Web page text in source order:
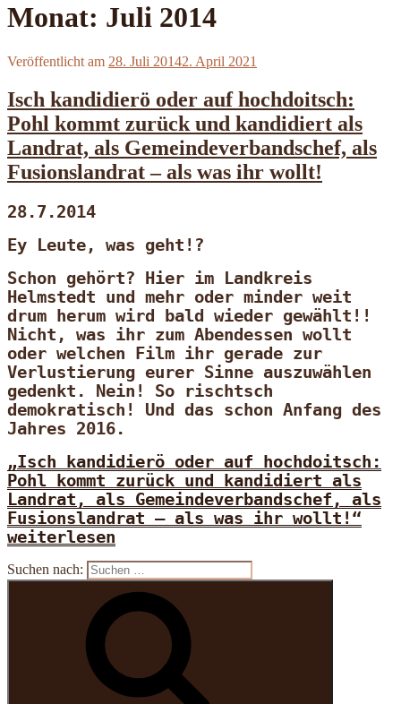
Monat: Juli 2014
Veröffentlicht am 28. Juli 20142. April 2021
Isch kandidierö oder auf hochdoitsch:
Pohl kommt zurück und kandidiert als
Landrat, als Gemeindeverbandschef, als
Fusionslandrat – als was ihr wollt!
28.7.2014
Ey Leute, was geht!?
Schon gehört? Hier im Landkreis
Helmstedt und mehr oder minder weit
drum herum wird bald wieder gewählt!!
Nicht, was ihr zum Abendessen wollt
oder welchen Film ihr gerade zur
Verlustierung eurer Sinne auszuwählen
gedenkt. Nein! So rischtsch
demokratisch! Und das schon Anfang des
Jahres 2016.
„Isch kandidierö oder auf hochdoitsch:
Pohl kommt zurück und kandidiert als
Landrat, als Gemeindeverbandschef, als
Fusionslandrat – als was ihr wollt!“
weiterlesen
Suchen nach: